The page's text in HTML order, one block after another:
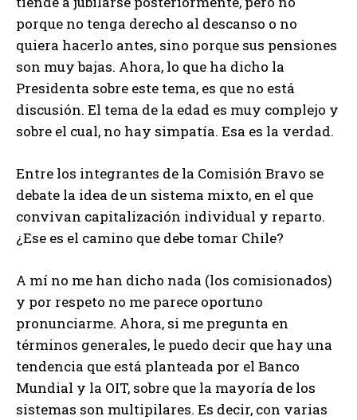
porque no tenga derecho al descanso o no
quiera hacerlo antes, sino porque sus pensiones
son muy bajas. Ahora, lo que ha dicho la
Presidenta sobre este tema, es que no está
discusión. El tema de la edad es muy complejo y
sobre el cual, no hay simpatía. Esa es la verdad.
Entre los integrantes de la Comisión Bravo se
debate la idea de un sistema mixto, en el que
convivan capitalización individual y reparto.
¿Ese es el camino que debe tomar Chile?
A mí no me han dicho nada (los comisionados)
y por respeto no me parece oportuno
pronunciarme. Ahora, si me pregunta en
términos generales, le puedo decir que hay una
tendencia que está planteada por el Banco
Mundial y la OIT, sobre que la mayoría de los
sistemas son multipilares. Es decir, con varias